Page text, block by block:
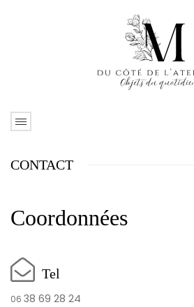
CONTACT
Coordonnées
Tel
06 38 69 28 24